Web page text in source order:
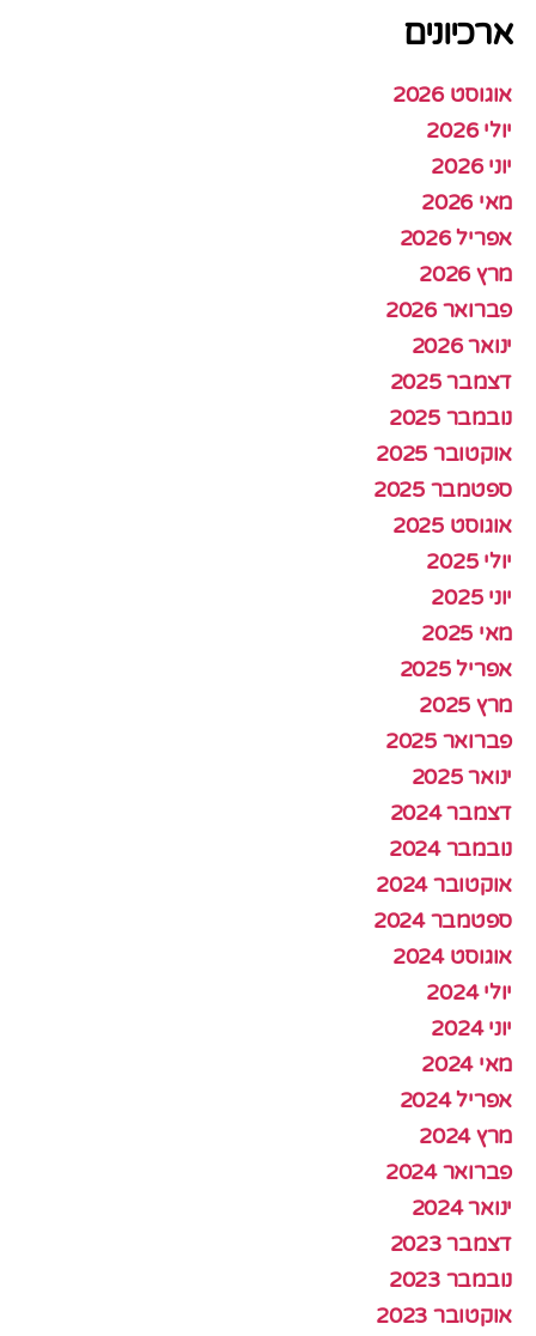
ארכיונים
אוגוסט 2026
יולי 2026
יוני 2026
מאי 2026
אפריל 2026
מרץ 2026
פברואר 2026
ינואר 2026
דצמבר 2025
נובמבר 2025
אוקטובר 2025
ספטמבר 2025
אוגוסט 2025
יולי 2025
יוני 2025
מאי 2025
אפריל 2025
מרץ 2025
פברואר 2025
ינואר 2025
דצמבר 2024
נובמבר 2024
אוקטובר 2024
ספטמבר 2024
אוגוסט 2024
יולי 2024
יוני 2024
מאי 2024
אפריל 2024
מרץ 2024
פברואר 2024
ינואר 2024
דצמבר 2023
נובמבר 2023
אוקטובר 2023